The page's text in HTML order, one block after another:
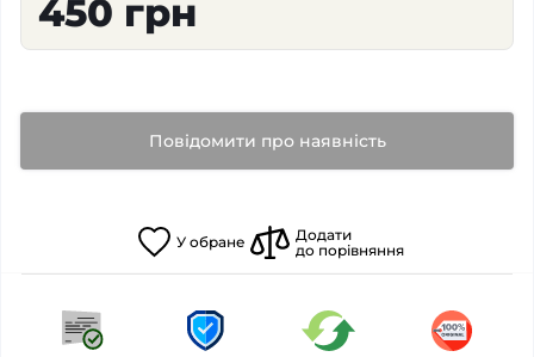
450 грн
Повідомити про наявність
У обране
Додати
до порівняння